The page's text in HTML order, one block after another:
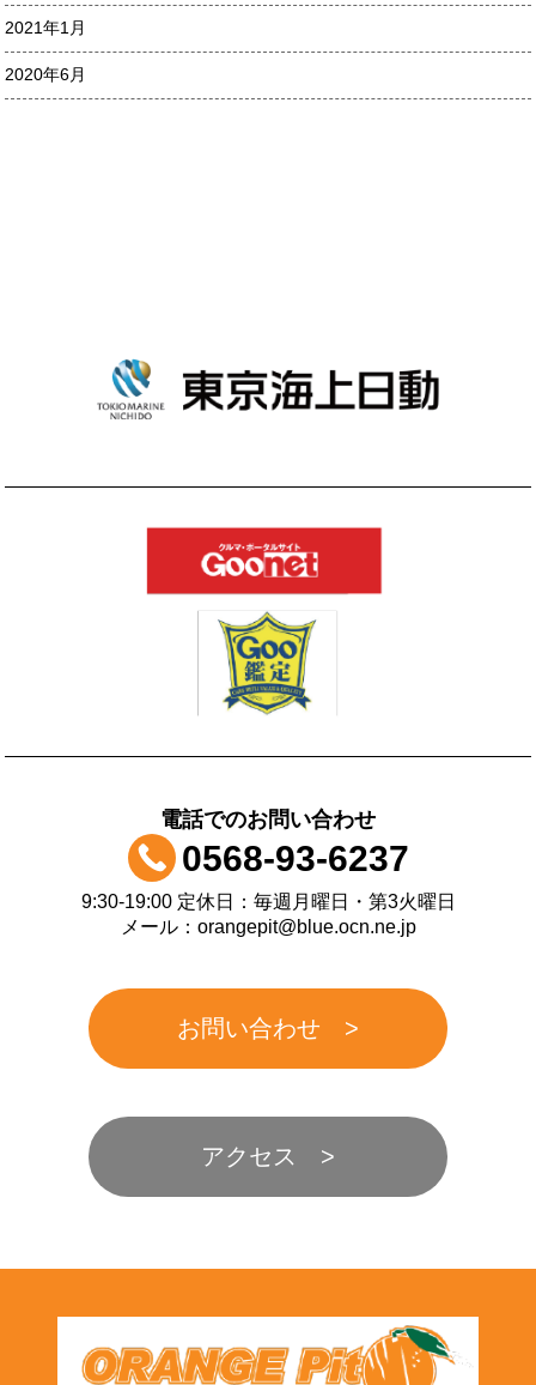
2021年1月
2020年6月
電話でのお問い合わせ
0568-93-6237
9:30-19:00 定休日：毎週月曜日・第3火曜日
メール：orangepit@blue.ocn.ne.jp
お問い合わせ
アクセス